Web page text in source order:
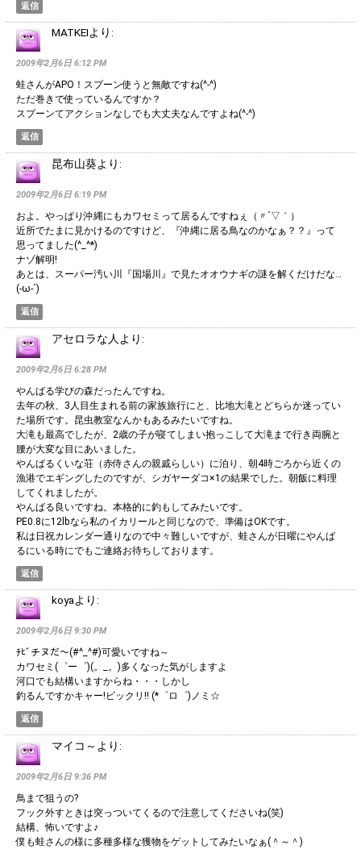
返信
MATKEIより:
2009年2月6日 6:12 PM
蛙さんがAPO！スプーン使うと無敵ですね(^-^)
ただ巻きで使っているんですか？
スプーンてアクションなしでも大丈夫なんですよね(^-^)
返信
昆布山葵より:
2009年2月6日 6:19 PM
およ。やっぱり沖縄にもカワセミって居るんですねぇ（〃´▽｀）
近所でたまに見かけるのですけど、『沖縄に居る鳥なのかなぁ？？』って
思ってました(^_^*)
ナゾ解明!
あとは、スーパー汚い川『国場川』で見たオオウナギの謎を解くだけだな…
(-ω-´)
返信
アセロラな人 より:
2009年2月6日 6:28 PM
やんばる学びの森だったんですね。
去年の秋、3人目生まれる前の家族旅行にと、比地大滝とどちらか迷ってい
た場所です。昆虫教室なんかもあるみたいですね。
大滝も最高でしたが、2歳の子が寝てしまい抱っこして大滝まで行き両腕と
腰が大変な目にあいました。
やんばるくいな荘（赤侍さんの親戚らしい）に泊り、朝4時ごろから近くの
漁港でエギングしたのですが、シガヤーダコ×1の結果でした。朝飯に料理
してくれましたが。
やんばる良いですね。本格的に釣もしてみたいです。
PE0.8に12lbなら私のイカリールと同じなので、準備はOKです。
私は日祝カレンダー通りなので中々難しいですが、蛙さんが日曜にやんば
るにいる時にでもご連絡お待ちしております。
返信
koyaより:
2009年2月6日 9:30 PM
ﾁﾋﾞチヌだ～(#^_^#)可愛いですね～
カワセミ(゜ー゜)(。_。)多くなった気がしますよ
河口でも結構いますからね・・・しかし
釣るんですかキャー!ビックリ!! (*゜ロ゜)ノミ☆
返信
マイコ～ より:
2009年2月6日 9:36 PM
鳥まで狙うの?
フック外すときは突っついてくるので注意してくださいね(笑)
結構、怖いですよ♪
僕も蛙さんの様に多種多様な獲物をゲットしてみたいなぁ(＾～＾)